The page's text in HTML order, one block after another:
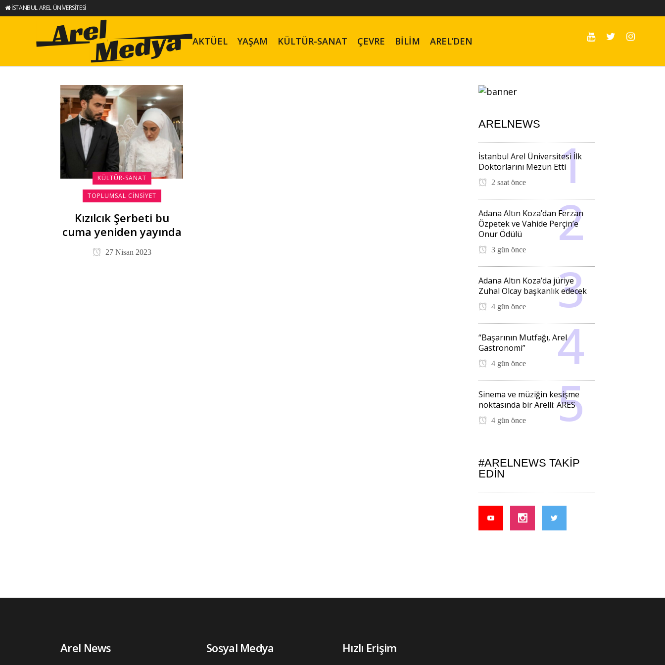
İSTANBUL AREL ÜNİVERSİTESİ
AKTÜEL YAŞAM KÜLTÜR-SANAT ÇEVRE BILIM AREL’DEN
KÜLTÜR-SANAT
TOPLUMSAL CINSIYET
Kızılcık Şerbeti bu
cuma yeniden yayında
27 Nisan 2023
ARELNEWS
İstanbul Arel Üniversitesi İlk
Doktorlarını Mezun Etti
2 saat önce
Adana Altın Koza’dan Ferzan
Özpetek ve Vahide Perçin’e
Onur Ödülü
3 gün önce
Adana Altın Koza’da jüriye
Zuhal Olcay başkanlık edecek
4 gün önce
“Başarının Mutfağı, Arel
Gastronomi”
4 gün önce
Sinema ve müziğin kesişme
noktasında bir Arelli: ARES
4 gün önce
#ARELNEWS TAKIP
EDIN
Arel News Sosyal Medya Hızlı Erişim